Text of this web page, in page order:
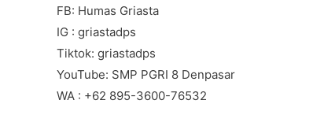
FB: Humas Griasta
IG : griastadps
Tiktok: griastadps
YouTube: SMP PGRI 8 Denpasar
WA : +62 895-3600-76532